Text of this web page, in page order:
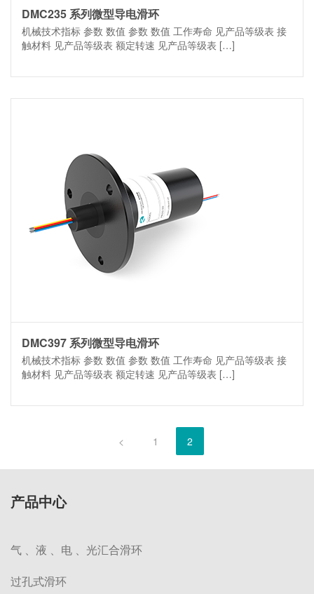
DMC235 系列微型导电滑环
机械技术指标 参数 数值 参数 数值 工作寿命 见产品等级表 接
触材料 见产品等级表 额定转速 见产品等级表 […]
DMC397 系列微型导电滑环
机械技术指标 参数 数值 参数 数值 工作寿命 见产品等级表 接
触材料 见产品等级表 额定转速 见产品等级表 […]
< 1 2
产品中心
气 、液 、电 、光汇合滑环
过孔式滑环